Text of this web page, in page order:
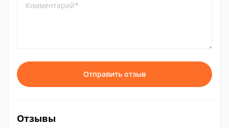
Комментарий*
Отправить отзыв
Отзывы